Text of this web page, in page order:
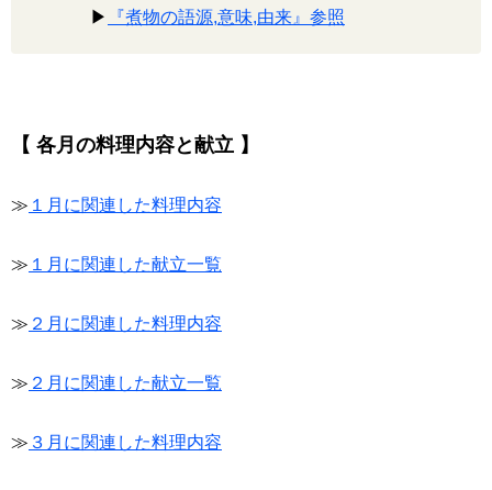
▶
『煮物の語源,意味,由来』参照
【 各月の料理内容と献立 】
≫ １月に関連した料理内容
≫ １月に関連した献立一覧
≫ ２月に関連した料理内容
≫ ２月に関連した献立一覧
≫ ３月に関連した料理内容